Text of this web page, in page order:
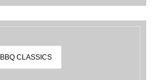
BBQ CLASSICS